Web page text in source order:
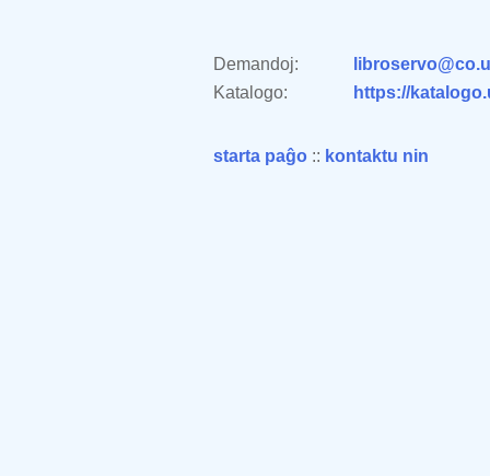
Demandoj:
Katalogo:
https://
starta paĝo :: kontaktu nin